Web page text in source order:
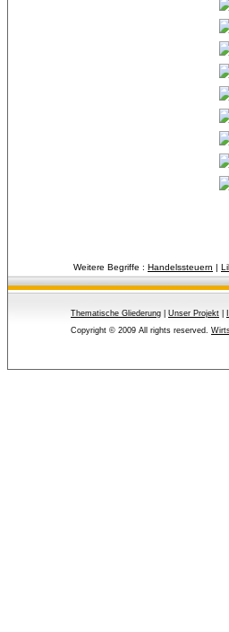
Weitere Begriffe : Handelssteuern |
Thematische Gliederung Unser Projekt
Copyright © 2009 All rights reserved.